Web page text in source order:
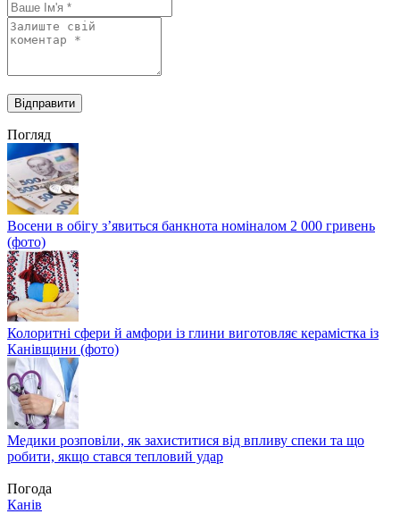
Погляд
Восени в обігу з’явиться банкнота номіналом 2 000 гривень
(фото)
Колоритні сфери й амфори із глини виготовляє керамістка із
Канівщини (фото)
Медики розповіли, як захиститися від впливу спеки та що
робити, якщо стався тепловий удар
Погода
Канів